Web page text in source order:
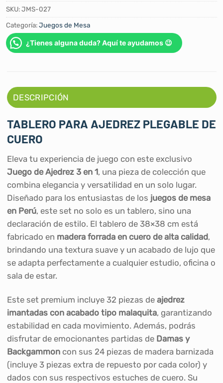
SKU:JMS-027
Categoría:Juegos de Mesa
¿Tienes alguna duda? Aquí te ayudamos 😉
DESCRIPCIÓN
TABLERO PARA AJEDREZ PLEGABLE DE
CUERO
Eleva tu experiencia de juego con este exclusivo
Juego de Ajedrez 3 en 1, una pieza de colección que
combina elegancia y versatilidad en un solo lugar.
Diseñado para los entusiastas de los juegos de mesa
en Perú, este set no solo es un tablero, sino una
declaración de estilo. El tablero de 38×38 cm está
fabricado en madera forrada en cuero de alta calidad,
brindando una textura suave y un acabado de lujo que
se adapta perfectamente a cualquier estudio, oficina o
sala de estar.
Este set premium incluye 32 piezas de ajedrez
imantadas con acabado tipo malaquita, garantizando
estabilidad en cada movimiento. Además, podrás
disfrutar de emocionantes partidas de Damas y
Backgammoncon sus 24 piezas de madera barnizada
(incluye 3 piezas extra de repuesto por cada color) y
dados con sus respectivos estuches de cuero. Su